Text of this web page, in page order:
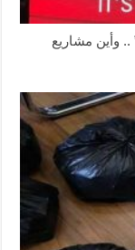
وأين مشاريع